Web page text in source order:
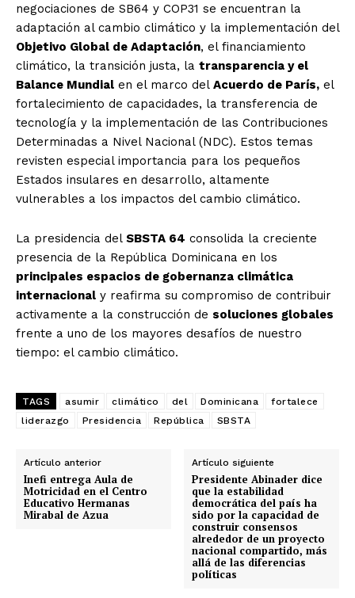
negociaciones de SB64 y COP31 se encuentran la
adaptación al cambio climático y la implementación del
Objetivo Global de Adaptación, el financiamiento
climático, la transición justa, la transparencia y el
Balance Mundial en el marco del Acuerdo de París, el
fortalecimiento de capacidades, la transferencia de
tecnología y la implementación de las Contribuciones
Determinadas a Nivel Nacional (NDC). Estos temas
revisten especial importancia para los pequeños
Estados insulares en desarrollo, altamente
vulnerables a los impactos del cambio climático.
La presidencia del SBSTA 64 consolida la creciente
presencia de la República Dominicana en los
principales espacios de gobernanza climática
internacional y reafirma su compromiso de contribuir
activamente a la construcción de soluciones globales
frente a uno de los mayores desafíos de nuestro
tiempo: el cambio climático.
TAGS asumir climático del Dominicana
fortalece
liderazgo
Presidencia República SBSTA
Artículo anterior
Inefi entrega Aula de
Motricidad en el Centro
Educativo Hermanas
Mirabal de Azua
Artículo siguiente
Presidente Abinader dice
que la estabilidad
democrática del país ha
sido por la capacidad de
construir consensos
alrededor de un proyecto
nacional compartido, más
allá de las diferencias
políticas